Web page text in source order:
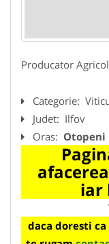
Producator
Categorie:
Judet: Ilfov
Oras: Otopeni
iar
daca doresti